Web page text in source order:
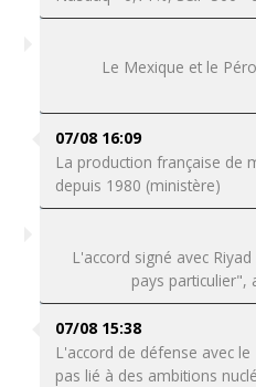
Le Mexique et le
07/08 16:09
La production française de
depuis 1980 (ministère)
L'accord signé avec
pays particulier",
07/08 15:38
L'accord de défense avec
pas lié à des ambitions